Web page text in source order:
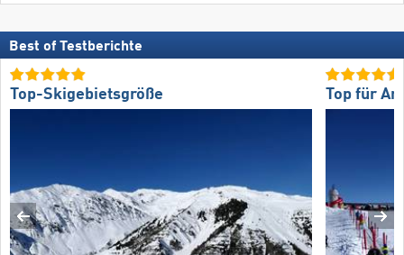
Best of Testberichte
Top-Skigebietsgröße Top für